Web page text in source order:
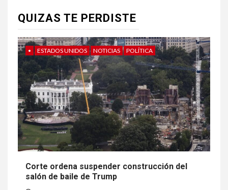
QUIZAS TE PERDISTE
• ESTADOS UNIDOS NOTICIAS POLÍTICA
Corte ordena suspender construcción del
salón de baile de Trump